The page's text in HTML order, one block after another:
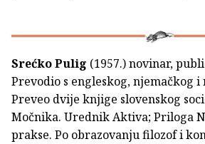
Srećko Pulig (1957.) novinar,
Prevodio s engleskog, njemačkog i
Preveo dvije knjige slovenskog
Močnika. Urednik Aktiva; Priloga
prakse. Po obrazovanju filozof i